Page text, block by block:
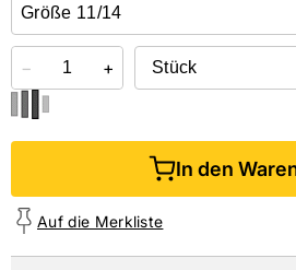
Online kaufen &
− +
In den
Auf die Merkliste